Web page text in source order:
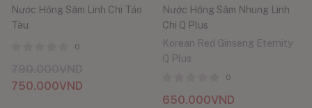
Nước Hồng Sâm Linh Chi Táo
Tàu
0
750.000VND
Nước Hồng Sâm Nhung Linh
Chi Q Plus
Korean Red Ginseng Eternity
Q Plus
0
650.000VND